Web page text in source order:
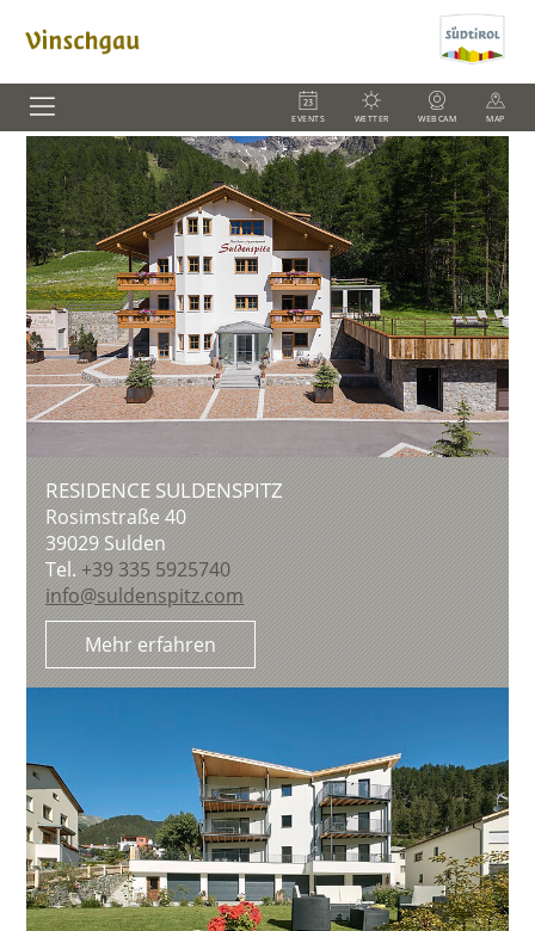
EVENTS WETTER WEBCAM MAP
RESIDENCE SULDENSPITZ
Rosimstraße 40
39029Sulden
Tel. +39 335 5925740
info@suldenspitz.com
Mehr erfahren